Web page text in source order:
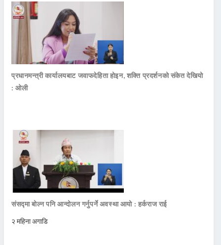
प्रधानमन्त्री कार्यालयबाट जवाफदेहिता होइन, शक्ति प्रदर्शनको संकेत देखियो
: ओली
संसद्मा बोल्न पनि आन्दोलन गर्नुपर्ने अवस्था आयो : हर्कराज राई
२ महिना अगाडि